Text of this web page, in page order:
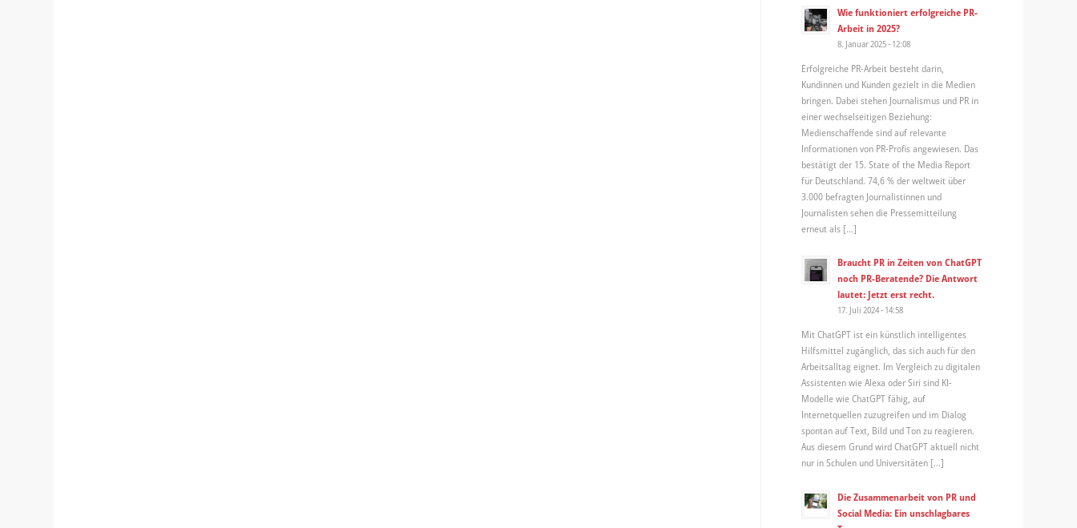
Wie funktioniert erfolgreiche PR-
Arbeit in 2025?
8. Januar 2025 - 12:08
Erfolgreiche PR-Arbeit besteht darin,
Kundinnen und Kunden gezielt in die Medien
bringen. Dabei stehen Journalismus und PR in
einer wechselseitigen Beziehung:
Medienschaffende sind auf relevante
Informationen von PR-Profis angewiesen. Das
bestätigt der 15. State of the Media Report
für Deutschland. 74,6 % der weltweit über
3.000 befragten Journalistinnen und
Journalisten sehen die Pressemitteilung
erneut als […]
Braucht PR in Zeiten von ChatGPT
noch PR-Beratende? Die Antwort
lautet: Jetzt erst recht.
17. Juli 2024 - 14:58
Mit ChatGPT ist ein künstlich intelligentes
Hilfsmittel zugänglich, das sich auch für den
Arbeitsalltag eignet. Im Vergleich zu digitalen
Assistenten wie Alexa oder Siri sind KI-
Modelle wie ChatGPT fähig, auf
Internetquellen zuzugreifen und im Dialog
spontan auf Text, Bild und Ton zu reagieren.
Aus diesem Grund wird ChatGPT aktuell nicht
nur in Schulen und Universitäten […]
Die Zusammenarbeit von PR und
Social Media: Ein unschlagbares